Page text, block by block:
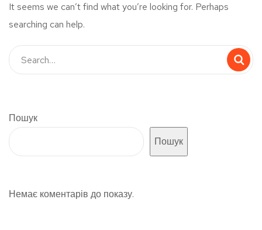
It seems we can’t find what you’re looking for. Perhaps
searching can help.
Пошук
Пошук
Немає коментарів до показу.